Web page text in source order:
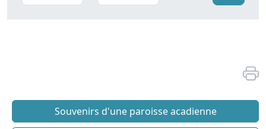
Souvenirs d'une paroisse acadienne